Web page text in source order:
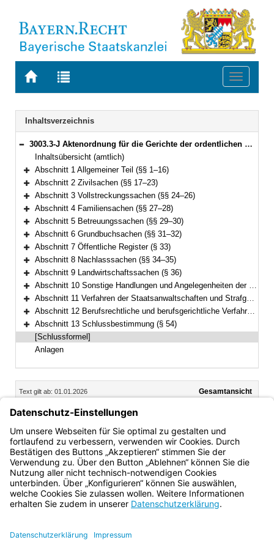
Zur
BAYERN.RECHT
Zur
letzten
Suche
Toggle
Navigation
Inhaltsverzeichnis
Bereich reduzieren
3003.3-J Aktenordnung für die Gerichte der ordentlichen Gerichtsbarkeit und Staatsanwaltschaften in Bayern (AktO) Bekanntmachung des Bayerischen Staatsministeriums der Justiz vom 4. Dezember 2025, Az. B3 - 1454 - VI - 13879/2022 (BayMBl. 2026 Nr. 18 ) (§§ 1–54)
Inhaltsübersicht (amtlich)
Bereich erweitern
Abschnitt 1 Allgemeiner Teil (§§ 1–16)
Bereich erweitern
Abschnitt 2 Zivilsachen (§§ 17–23)
Bereich erweitern
Abschnitt 3 Vollstreckungssachen (§§ 24–26)
Bereich erweitern
Abschnitt 4 Familiensachen (§§ 27–28)
Bereich erweitern
Abschnitt 5 Betreuungssachen (§§ 29–30)
Bereich erweitern
Abschnitt 6 Grundbuchsachen (§§ 31–32)
Bereich erweitern
Abschnitt 7 Öffentliche Register (§ 33)
Bereich erweitern
Abschnitt 8 Nachlasssachen (§§ 34–35)
Bereich erweitern
Abschnitt 9 Landwirtschaftssachen (§ 36)
Bereich erweitern
Abschnitt 10 Sonstige Handlungen und Angelegenheiten der freiwilligen Gerichtsbarkeit vor den Amtsgerichten (§ 37)
Bereich erweitern
Abschnitt 11 Verfahren der Staatsanwaltschaften und Strafgerichte (§§ 38–51)
Bereich erweitern
Abschnitt 12 Berufsrechtliche und berufsgerichtliche Verfahren (§§ 52–53)
Bereich erweitern
Abschnitt 13 Schlussbestimmung (§ 54)
[Schlussformel]
Anlagen
Inhalt
Text gilt ab: 01.01.2026
Gesamtansicht
Download
DruckenVorheriges
Dr. Winfried Brechmann
Ministerialdirektor
Bayern.de
BayernPortal
Impressum